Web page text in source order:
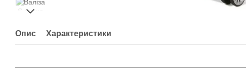
Опис Характеристики